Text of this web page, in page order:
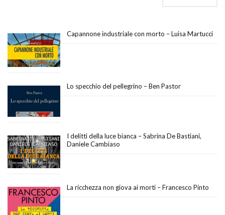
Capannone industriale con morto – Luisa Martucci
Lo specchio del pellegrino – Ben Pastor
I delitti della luce bianca – Sabrina De Bastiani,
Daniele Cambiaso
La ricchezza non giova ai morti – Francesco Pinto